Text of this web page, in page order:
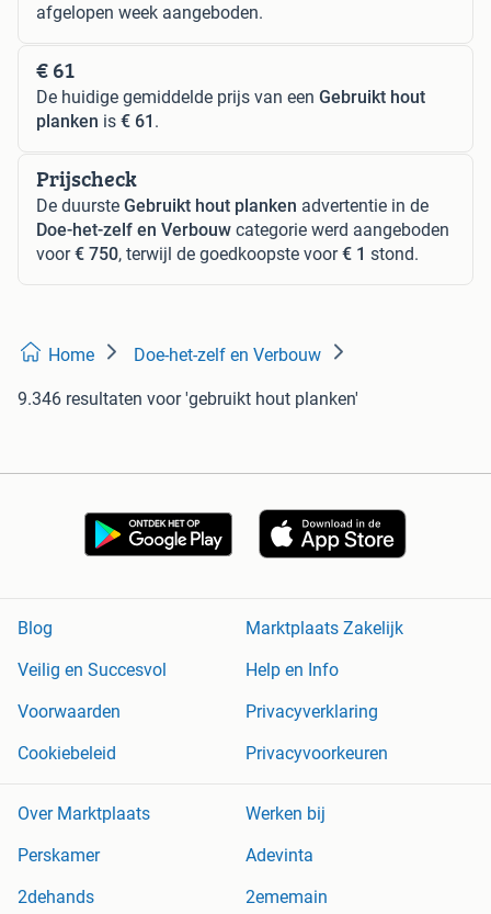
afgelopen week aangeboden.
€ 61
De huidige gemiddelde prijs van een Gebruikt hout
planken is € 61 .
Prijscheck
De duurste Gebruikt hout planken advertentie in de
Doe-het-zelf en Verbouw categorie werd aangeboden
voor€ 750, terwijl de goedkoopste voor€ 1 stond.
Home Doe-het-zelf en Verbouw
9.346 resultaten voor 'gebruikt hout planken'
Blog
Marktplaats Zakelijk
Veilig en Succesvol
Help en Info
Voorwaarden
Privacyverklaring
Cookiebeleid
Privacyvoorkeuren
Over Marktplaats
Werken bij
Perskamer
Adevinta
2dehands
2ememain